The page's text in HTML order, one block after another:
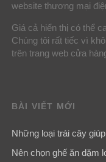
website thương mại
Giá cả hiển thị có thể
Chúng tôi rất tiếc vì
trên trang web cửa
BÀI VIẾT MỚI
Những loại trái cây
Nên chọn ghế ăn dặm